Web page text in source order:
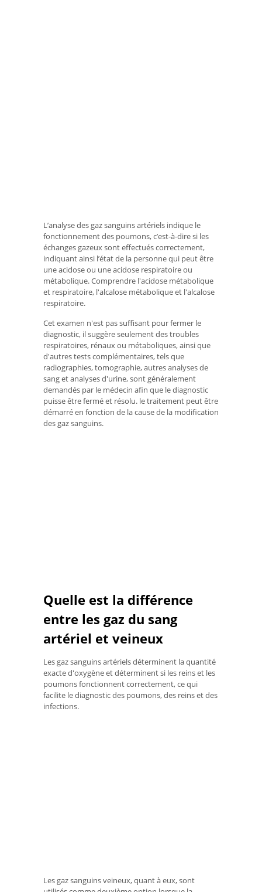
L’analyse des gaz sanguins artériels indique le
fonctionnement des poumons, c’est-à-dire si les
échanges gazeux sont effectués correctement,
indiquant ainsi l’état de la personne qui peut être
une acidose ou une acidose respiratoire ou
métabolique. Comprendre l'acidose métabolique
et respiratoire, l'alcalose métabolique et l'alcalose
respiratoire.
Cet examen n'est pas suffisant pour fermer le
diagnostic, il suggère seulement des troubles
respiratoires, rénaux ou métaboliques, ainsi que
d'autres tests complémentaires, tels que
radiographies, tomographie, autres analyses de
sang et analyses d'urine, sont généralement
demandés par le médecin afin que le diagnostic
puisse être fermé et résolu. le traitement peut être
démarré en fonction de la cause de la modification
des gaz sanguins.
Quelle est la différence
entre les gaz du sang
artériel et veineux
Les gaz sanguins artériels déterminent la quantité
exacte d'oxygène et déterminent si les reins et les
poumons fonctionnent correctement, ce qui
facilite le diagnostic des poumons, des reins et des
infections.
Les gaz sanguins veineux, quant à eux, sont